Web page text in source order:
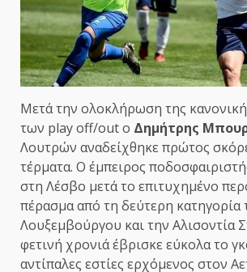
Μετά την ολοκλήρωση της
των play off/out ο Δημήτρης
Λουτρών αναδείχθηκε πρώτος
τέρματα. O έμπειρος
στη Λέσβο μετά το επιτυχημένο
πέρασμα από τη δεύτερη κατηγορία
Λουξεμβούργου και την Αλισοντία
φετινή χρονιά έβρισκε εύκολα το
αντίπαλες εστίες ερχόμενος στον